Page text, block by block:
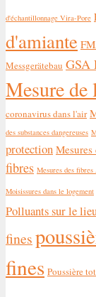
d'échantillonnage Vira-Pore
d'amiante
Messgerätebau GSA
Mesure de
coronavirus dans l'air
des substances dangereuses
protection
fibres Mesures des
Moisissures dans le logement
Polluants sur le
fines
fines Poussière